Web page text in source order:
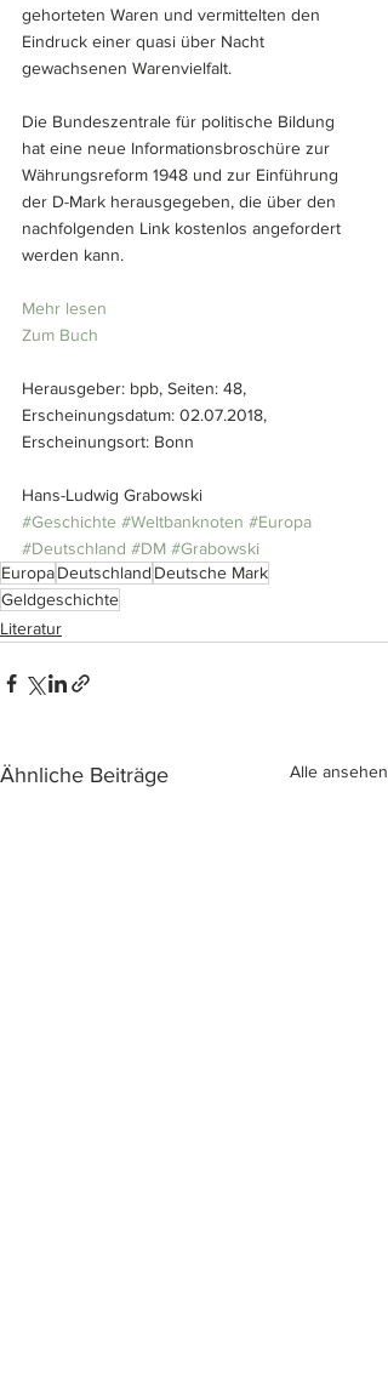
gehorteten Waren und vermittelten den
Eindruck einer quasi über Nacht
gewachsenen Warenvielfalt.
Die Bundeszentrale für politische Bildung
hat eine neue Informationsbroschüre zur
Währungsreform 1948 und zur Einführung
der D-Mark herausgegeben, die über den
nachfolgenden Link kostenlos angefordert
werden kann.
Mehr lesen
Zum Buch
Herausgeber: bpb, Seiten: 48,
Erscheinungsdatum: 02.07.2018,
Erscheinungsort: Bonn
Hans-Ludwig Grabowski
#Geschichte #Weltbanknoten #Europa
#Deutschland #DM #Grabowski
EuropaDeutschland Deutsche Mark
Geldgeschichte
Literatur
Ähnliche Beiträge Alle ansehen